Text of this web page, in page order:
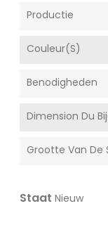
Productie
Couleur(s)
Benodigheden
Dimension Du
Grootte Van De
Staat Nieuw